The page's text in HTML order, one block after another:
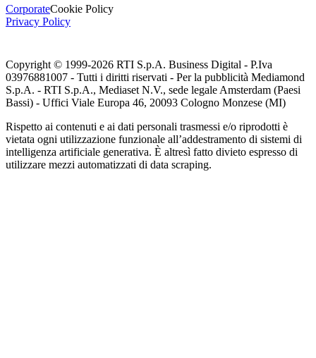
CorporateCookie Policy
Privacy Policy
Copyright © 1999-2026 RTI S.p.A. Business Digital - P.Iva
03976881007 - Tutti i diritti riservati - Per la pubblicità Mediamond
S.p.A. - RTI S.p.A., Mediaset N.V., sede legale Amsterdam (Paesi
Bassi) - Uffici Viale Europa 46, 20093 Cologno Monzese (MI)
Rispetto ai contenuti e ai dati personali trasmessi e/o riprodotti è
vietata ogni utilizzazione funzionale all’addestramento di sistemi di
intelligenza artificiale generativa. È altresì fatto divieto espresso di
utilizzare mezzi automatizzati di data scraping.